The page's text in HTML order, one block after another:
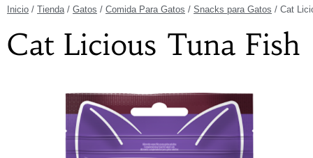
Inicio / Tienda/ Gatos / Comida Para Gatos / Snacks para Gatos / Cat
Cat Licious Tuna Fish